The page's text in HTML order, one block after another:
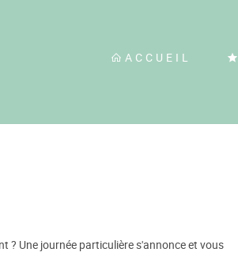
ACCUEIL
? Une journée particulière s'annonce et vous